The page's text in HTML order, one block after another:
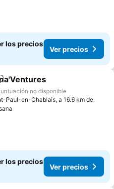
los precios
Ver precios
a favoritos
no disponible
Paul-en-Chablais, a 16.6 km de:
los precios
Ver precios